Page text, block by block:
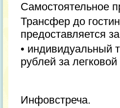
Самостоятельное
Трансфер до
предоставляется
• индивидуальный
рублей за
Инфовстреча.